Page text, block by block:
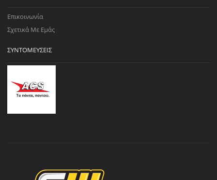
Επικοινωνία
Σχετικά Με Εμάς
ΣΥΝΤΟΜΕΎΣΕΙΣ